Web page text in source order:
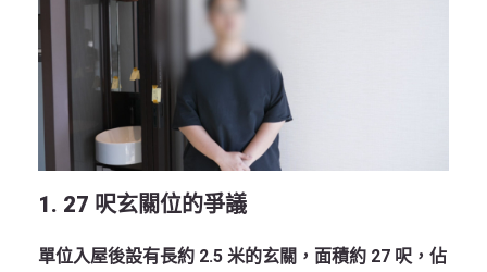
1. 27 呎玄關位的爭議
單位入屋後設有長約 2.5 米的玄關，面積約 27 呎，佔